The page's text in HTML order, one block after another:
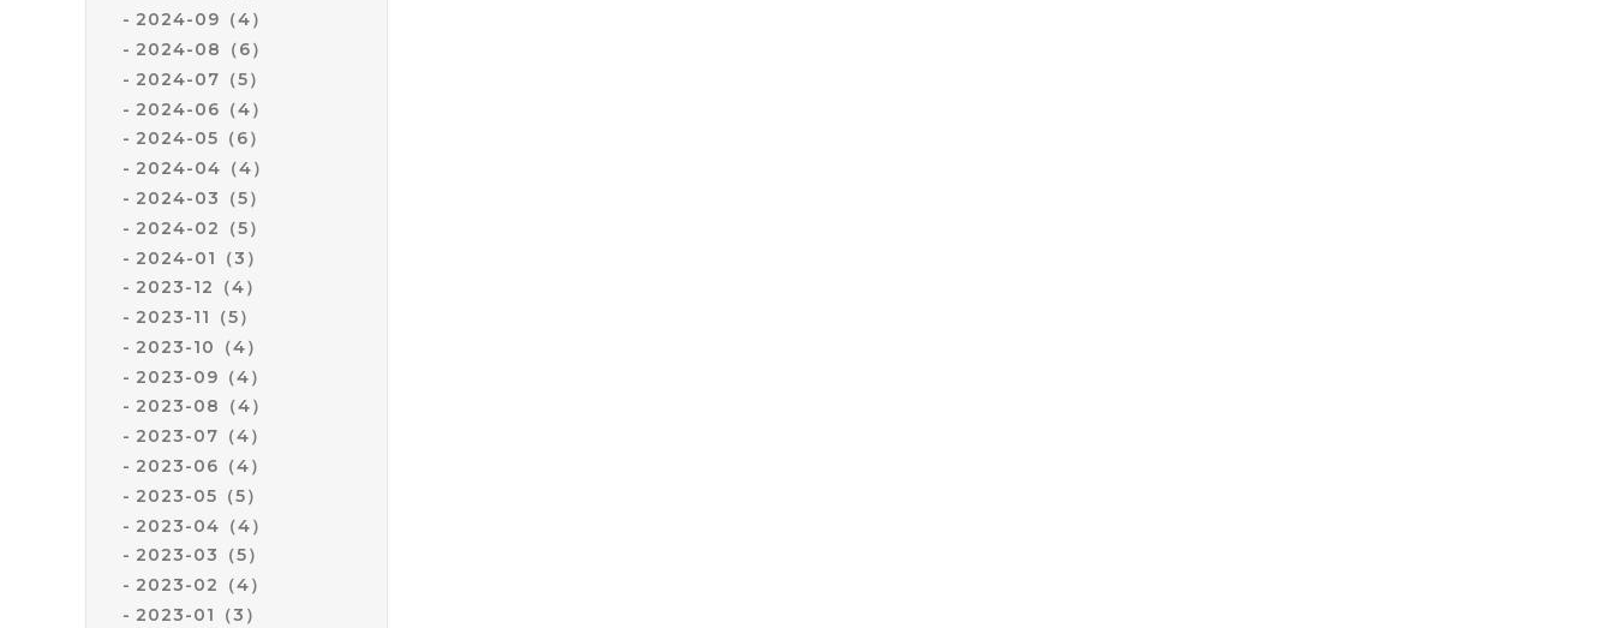
2024-09（4）
2024-08（6）
2024-07（5）
2024-06（4）
2024-05（6）
2024-04（4）
2024-03（5）
2024-02（5）
2024-01（3）
2023-12（4）
2023-11（5）
2023-10（4）
2023-09（4）
2023-08（4）
2023-07（4）
2023-06（4）
2023-05（5）
2023-04（4）
2023-03（5）
2023-02（4）
2023-01（3）